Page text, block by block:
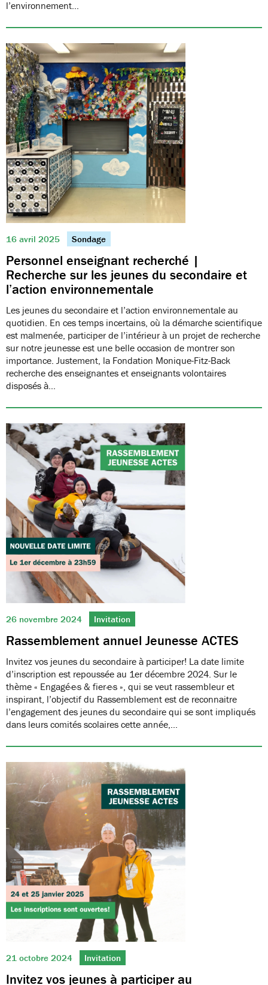
l’environnement…
16 avril 2025 Sondage
Personnel enseignant recherché |
Recherche sur les jeunes du secondaire et
l’action environnementale
Les jeunes du secondaire et l’action environnementale au
quotidien. En ces temps incertains, où la démarche scientifique
est malmenée, participer de l’intérieur à un projet de recherche
sur notre jeunesse est une belle occasion de montrer son
importance. Justement, la Fondation Monique-Fitz-Back
recherche des enseignantes et enseignants volontaires
disposés à…
26 novembre 2024 Invitation
Rassemblement annuel Jeunesse ACTES
Invitez vos jeunes du secondaire à participer! La date limite
d’inscription est repoussée au 1er décembre 2024. Sur le
thème « Engagé·e·s & fier·e·s », qui se veut rassembleur et
inspirant, l’objectif du Rassemblement est de reconnaitre
l’engagement des jeunes du secondaire qui se sont impliqués
dans leurs comités scolaires cette année,…
21 octobre 2024 Invitation
Invitez vos jeunes à participer au